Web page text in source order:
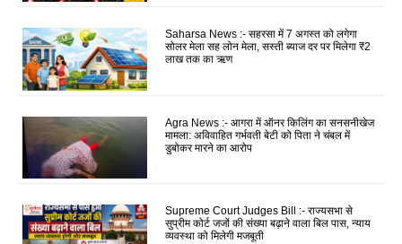
Saharsa News :- सहरसा में 7 अगस्त को लगेगा
सोलर मेला सह लोन मेला, सस्ती ब्याज दर पर मिलेगा ₹2
लाख तक का ऋण
Agra News :- आगरा में ऑनर किलिंग का सनसनीखेज
मामला: अविवाहित गर्भवती बेटी को पिता ने चंबल में
डुबोकर मारने का आरोप
Supreme Court Judges Bill :- राज्यसभा से
सुप्रीम कोर्ट जजों की संख्या बढ़ाने वाला बिल पास, न्याय
व्यवस्था को मिलेगी मजबूती